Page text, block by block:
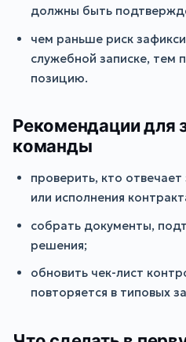
должны быть
чем раньше риск
служебной записке,
позицию.
Рекомендации для
команды
проверить, кто
или исполнения
собрать документы,
решения;
обновить чек-лист
повторяется в типовых